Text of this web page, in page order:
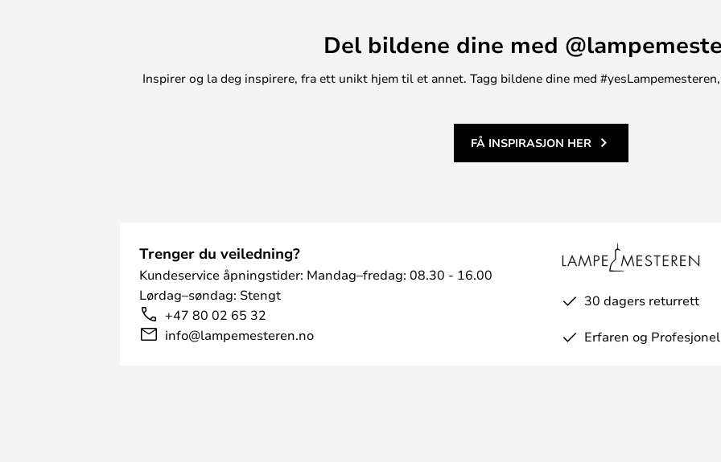
Del bildene dine med
Inspirer og la deg inspirere, fra ett unikt hjem til et annet. Tagg bildene dine med
FÅ INSPIRASJON HER
Trenger du veiledning?
Kundeservice åpningstider: Mandag–fredag: 08.30 - 16.00
Lørdag–søndag: Stengt
+47 80 02 65 32
info@lampemesteren.no
30 dagers returrett
Erfaren og